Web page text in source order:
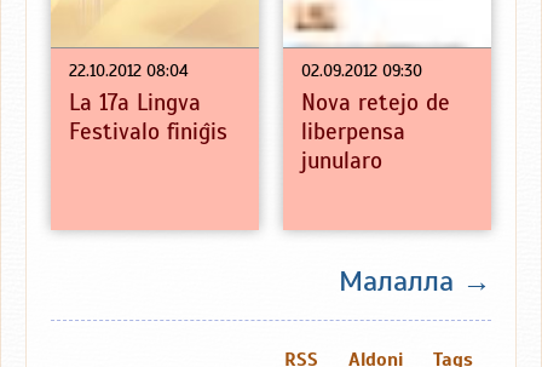
22.10.2012 08:04
La 17a Lingva
Festivalo finiĝis
02.09.2012 09:30
Nova retejo de
liberpensa
junularo
Малалла →
Tags
Aldoni
RSS